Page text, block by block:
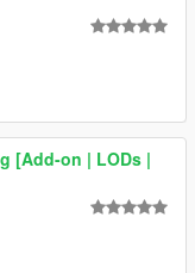
[Add-on | LODs |